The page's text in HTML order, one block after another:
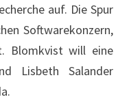
zu einem US-
der mit der NSA
Enthüllungsstory
verfolgt ihre ganz